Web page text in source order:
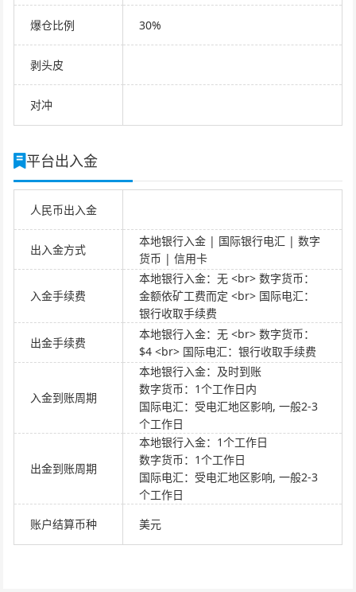
爆仓比例 30%
剥头皮
对冲
平台出入金
人民币出入金
出入金方式
本地银行入金 | 国际银行电汇 | 数字
货币 | 信用卡
入金手续费
本地银行入金：无 <br> 数字货币：
金额依矿工费而定 <br> 国际电汇：
银行收取手续费
出金手续费
本地银行入金：无 <br> 数字货币：
$4 <br> 国际电汇：银行收取手续费
入金到账周期
本地银行入金：及时到账
数字货币：1个工作日内
国际电汇：受电汇地区影响, 一般2-3
个工作日
出金到账周期
本地银行入金：1个工作日
数字货币：1个工作日
国际电汇：受电汇地区影响, 一般2-3
个工作日
账户结算币种
美元